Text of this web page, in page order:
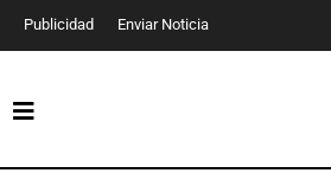
Publicidad Enviar Noticia